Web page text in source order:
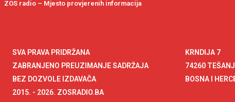
ZOS radio – Mjesto provjerenih informacija
SVA PRAVA PRIDRŽANA
ZABRANJENO PREUZIMANJE SADRŽAJA
BEZ DOZVOLE IZDAVAČA
2015. - 2026. ZOSRADIO.BA
KRNDIJA 7
74260 TEŠANJ
BOSNA I